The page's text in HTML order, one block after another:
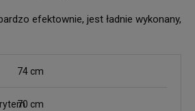
efektownie, jest ładnie wykonany,
74 cm
70 cm